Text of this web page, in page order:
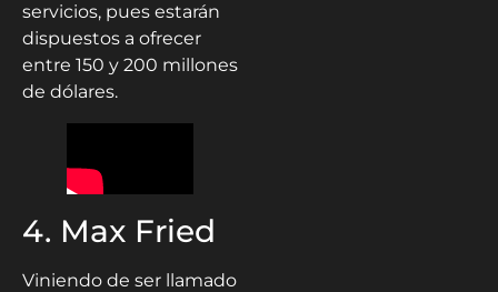
servicios, pues estarán
dispuestos a ofrecer
entre 150 y 200 millones
de dólares.
4. Max Fried
Viniendo de ser llamado